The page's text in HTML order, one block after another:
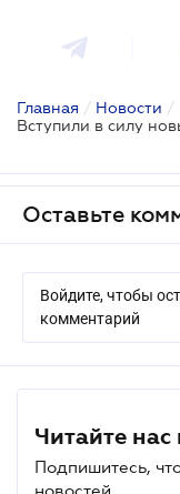
Главная / Новости /
Оставьте
Войдите, чтобы
комментарий
Читайте нас
Подпишитесь,
новостей.